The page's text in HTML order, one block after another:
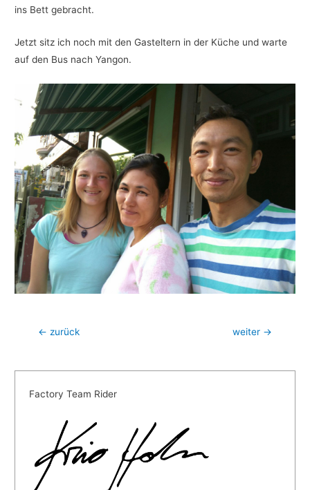
ins Bett gebracht.
Jetzt sitz ich noch mit den Gasteltern in der Küche und warte
auf den Bus nach Yangon.
Beitragsnavigation
← zurück weiter →
Factory Team Rider